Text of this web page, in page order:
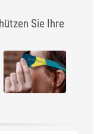
Sie Ihre